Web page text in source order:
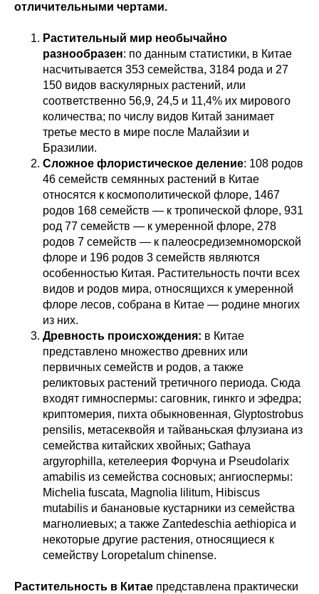
отличительными чертами.
Растительный мир необычайно
разнообразен: по данным статистики, в Китае
насчитывается 353 семейства, 3184 рода и 27
150 видов васкулярных растений, или
соответственно 56,9, 24,5 и 11,4% их мирового
количества; по числу видов Китай занимает
третье место в мире после Малайзии и
Бразилии.
Сложное флористическое деление: 108 родов
46 семейств семянных растений в Китае
относятся к космополитической флоре, 1467
родов 168 семейств — к тропической флоре, 931
род 77 семейств — к умеренной флоре, 278
родов 7 семейств — к палеосредиземноморской
флоре и 196 родов 3 семейств являются
особенностью Китая. Растительность почти всех
видов и родов мира, относящихся к умеренной
флоре лесов, собрана в Китае — родине многих
из них.
Древность происхождения: в Китае
представлено множество древних или
первичных семейств и родов, а также
реликтовых растений третичного периода. Сюда
входят гимноспермы: саговник, гинкго и эфедра;
криптомерия, пихта обыкновенная, Glyрtostrobus
pensilis, метасеквойя и тайваньская флузиана из
семейства китайских хвойных; Gathaya
argyrophilla, кетелеерия Форчуна и Pseudolarix
amabilis из семейства сосновых; ангиоспермы:
Michelia fuscata, Magnolia lilitum, Hibiscus
mutabilis и банановые кустарники из семейства
магнолиевых; а также Zantedeschia aethiopica и
некоторые другие растения, относящиеся к
семейству Loropetalum chinense.
Растительность в Китае представлена практически